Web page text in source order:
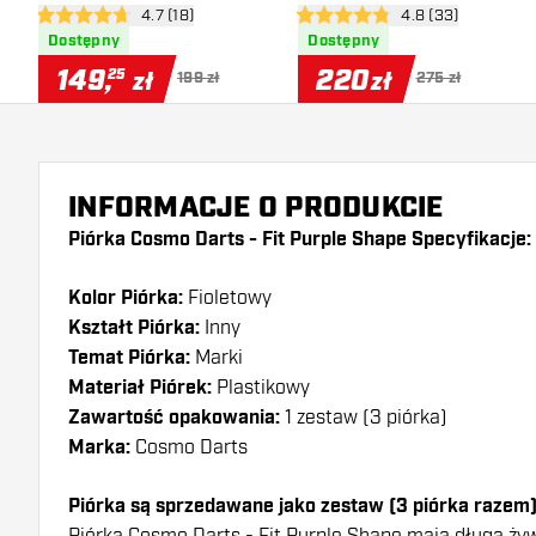
Champion Series 80%
Ekskluzywna Edycja
Dartshopper
otwórz panel recenzji
4.7 gwiazdki oceny
4.7 (18)
Dostępny
149,25 zł 199 zł
Series 90% Ekskluzywna
Edycja Dartshopper
otwórz panel
4.8 gwiazdki oceny4.8 (33)
Dostępny
220zł 275 zł
INFORMACJE O PRODUKCIE
Piórka Cosmo Darts - Fit Purple Shape Specyfikacje:
Kolor Piórka: Fioletowy
Kształt Piórka: Inny
Temat Piórka: Marki
Materiał Piórek: Plastikowy
Zawartość opakowania: 1 zestaw (3 piórka)
Marka: Cosmo Darts
Piórka są sprzedawane jako zestaw (3 piórka razem)